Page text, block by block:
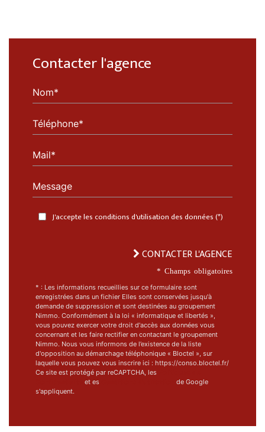
Contacter l'agence
Nom*
Téléphone*
Mail*
Message
J'accepte les conditions d'utilisation des données (*)
CONTACTER L'AGENCE
* Champs obligatoires
* : Les informations recueillies sur ce formulaire sont
enregistrées dans un fichier Elles sont conservées jusqu'à
demande de suppression et sont destinées au groupement
Nimmo. Conformément à la loi « informatique et libertés »,
vous pouvez exercer votre droit d'accès aux données vous
concernant et les faire rectifier en contactant le groupement
Nimmo. Nous vous informons de l’existence de la liste
d'opposition au démarchage téléphonique « Bloctel », sur
laquelle vous pouvez vous inscrire ici : https://conso.bloctel.fr/
Ce site est protégé par reCAPTCHA, les
et es
de Google
s'appliquent.